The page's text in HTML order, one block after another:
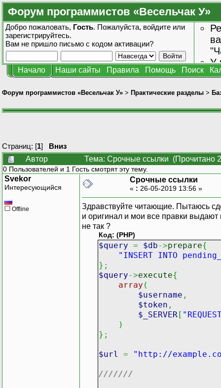
Форум программистов «Весельчак У»
Добро пожаловать, Гость. Пожалуйста, войдите или
зарегистрируйтесь.
Вам не пришло письмо с кодом активации?
У
Начало Наши сайты Правила Помощь Поиск
Форум программистов «Весельчак У» > Практические разделы >
Страниц: [1] Вниз
Автор
Тема: Срочные ссылки (Прочитано
0 Пользователей и 1 Гость смотрят эту тему.
Svekor
Интересующийся
Offline
Срочные ссылки
« : 26-05-2019 13:56 »
Здравствуйте читающие. Пытаюсь
и оригинал и мои все правки выдают
не так ?
Код: (PHP)
$query = $db->prepare{
"INSERT INTO
} ;
$query->execute{
array (
$username ,
$token ,
$_SERVER [
)
} ;
$url = "http://
///////